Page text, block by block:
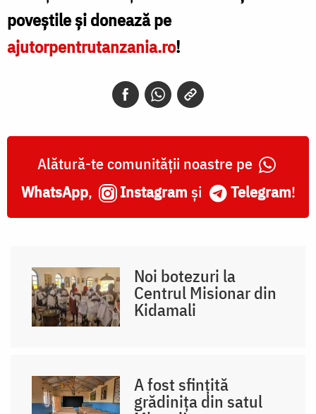
poveștile și donează pe
ajutorpentrutanzania.ro!
Alătură-te comunității noastre pe
WhatsApp, Instagram și Telegram!
Noi botezuri la
Centrul Misionar din
Kidamali
A fost sfințită
grădinița din satul